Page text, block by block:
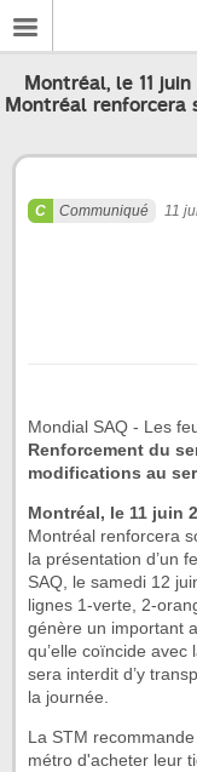
Montréal, le 11
Montréal renforcera
Communiqué 11
Mondial SAQ - Les
Renforcement du
modifications au
Montréal, le 11 juin
Montréal renforcera
la présentation d’un
SAQ, le samedi 12
lignes 1-verte, 2-
génère un important
qu’elle coïncide
sera interdit d’y
la journée.
La STM
métro d'acheter leur